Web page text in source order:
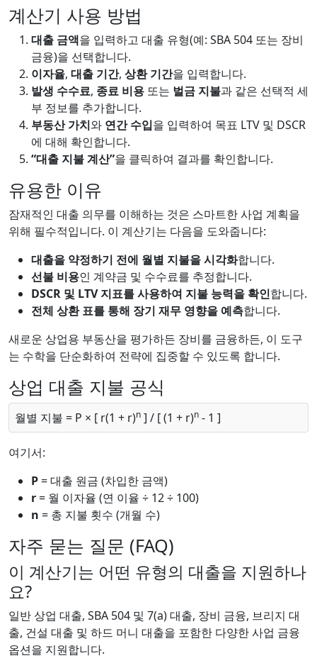
계산기 사용 방법
대출 금액을 입력하고 대출 유형(예: SBA 504 또는 장비
금융)을 선택합니다.
이자율, 대출 기간, 상환 기간을 입력합니다.
발생 수수료, 종료 비용 또는 벌금 지불과 같은 선택적 세
부 정보를 추가합니다.
부동산 가치와 연간 수입을 입력하여 목표 LTV 및 DSCR
에 대해 확인합니다.
“대출 지불 계산”을 클릭하여 결과를 확인합니다.
유용한 이유
잠재적인 대출 의무를 이해하는 것은 스마트한 사업 계획을
위해 필수적입니다. 이 계산기는 다음을 도와줍니다:
대출을 약정하기 전에 월별 지불을 시각화합니다.
선불 비용인 계약금 및 수수료를 추정합니다.
DSCR 및 LTV 지표를 사용하여 지불 능력을 확인합니다.
전체 상환 표를 통해 장기 재무 영향을 예측합니다.
새로운 상업용 부동산을 평가하든 장비를 금융하든, 이 도구
는 수학을 단순화하여 전략에 집중할 수 있도록 합니다.
상업 대출 지불 공식
월별 지불 = P × [ r(1 + r)n ] / [ (1 + r)n - 1 ]
여기서:
P= 대출 원금 (차입한 금액)
r= 월 이자율 (연 이율 ÷ 12 ÷ 100)
n = 총 지불 횟수 (개월 수)
자주 묻는 질문 (FAQ)
이 계산기는 어떤 유형의 대출을 지원하나
요?
일반 상업 대출, SBA 504 및 7(a) 대출, 장비 금융, 브리지 대
출, 건설 대출 및 하드 머니 대출을 포함한 다양한 사업 금융
옵션을 지원합니다.